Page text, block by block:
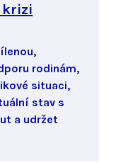
krizi
rodinám,
situaci,
stav s
a udržet